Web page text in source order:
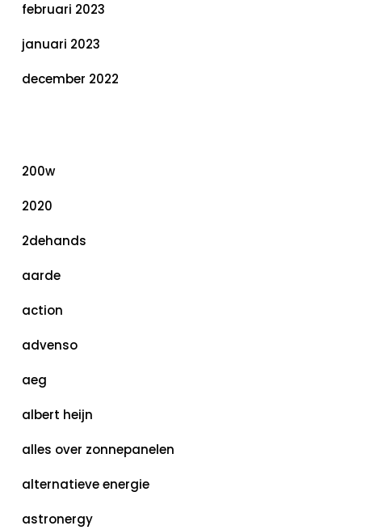
februari 2023
januari 2023
december 2022
200w
2020
2dehands
aarde
action
advenso
aeg
albert heijn
alles over zonnepanelen
alternatieve energie
astronergy